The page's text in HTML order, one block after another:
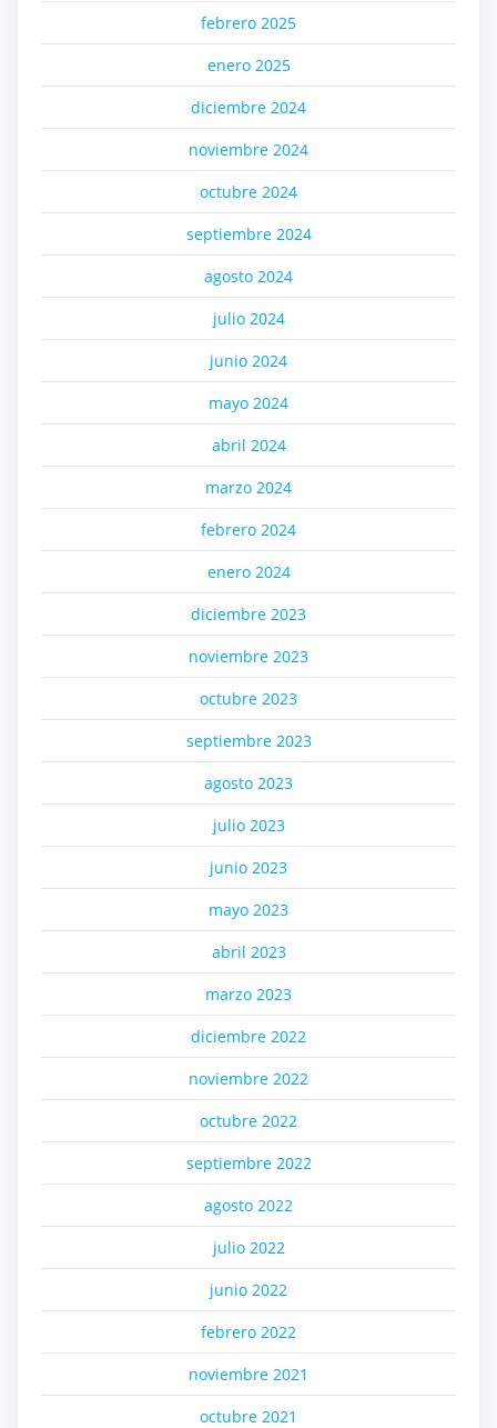
febrero 2025
enero 2025
diciembre 2024
noviembre 2024
octubre 2024
septiembre 2024
agosto 2024
julio 2024
junio 2024
mayo 2024
abril 2024
marzo 2024
febrero 2024
enero 2024
diciembre 2023
noviembre 2023
octubre 2023
septiembre 2023
agosto 2023
julio 2023
junio 2023
mayo 2023
abril 2023
marzo 2023
diciembre 2022
noviembre 2022
octubre 2022
septiembre 2022
agosto 2022
julio 2022
junio 2022
febrero 2022
noviembre 2021
octubre 2021